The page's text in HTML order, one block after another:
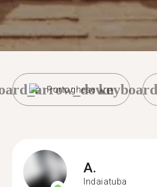
Portoghese
A.
Indaiatuba